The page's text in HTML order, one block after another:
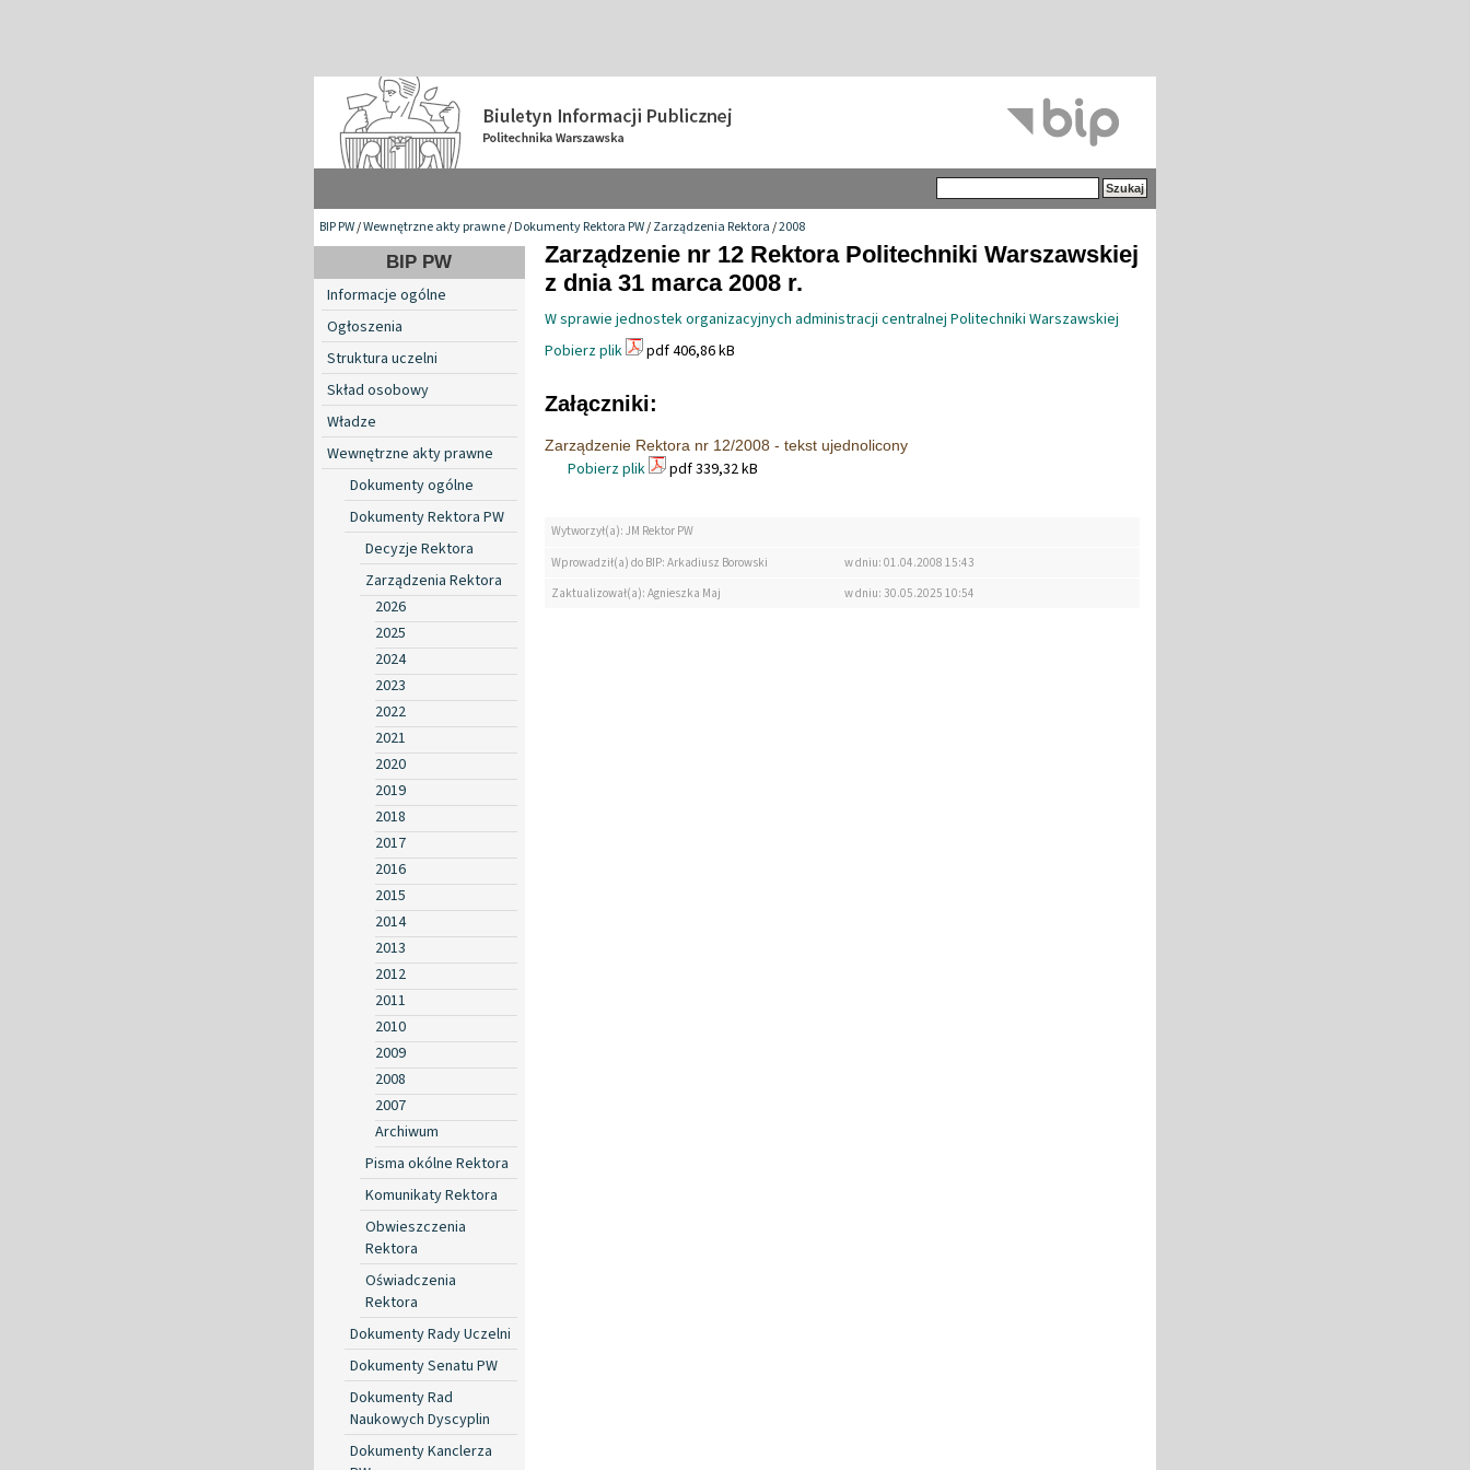
BIP PW/Wewnętrzne akty prawne/Dokumenty Rektora PW/Zarządzenia Rektora/2008
BIP PW
Informacje ogólne
Ogłoszenia
Struktura uczelni
Skład osobowy
Władze
Wewnętrzne akty prawne
Dokumenty ogólne
Dokumenty Rektora PW
Decyzje Rektora
Zarządzenia Rektora
2026
2025
2024
2023
2022
2021
2020
2019
2018
2017
2016
2015
2014
2013
2012
2011
2010
2009
2008
2007
Archiwum
Pisma okólne Rektora
Komunikaty Rektora
Obwieszczenia
Rektora
Oświadczenia
Rektora
Dokumenty Rady Uczelni
Dokumenty Senatu PW
Dokumenty Rad
Naukowych Dyscyplin
Dokumenty Kanclerza
Zarządzenie nr 12 Rektora Politechniki Warszawskiej
z dnia 31 marca 2008 r.
W sprawie jednostek organizacyjnych administracji centralnej Politechniki Warszawskiej
Pobierz plik
pdf 406,86 kB
Załączniki:
Zarządzenie Rektora nr 12/2008 - tekst ujednolicony
Pobierz plik pdf 339,32 kB
Wytworzył(a): JM Rektor PW
Wprowadził(a) do BIP: Arkadiusz Borowski
w dniu: 01.04.2008 15:43
Zaktualizował(a): Agnieszka Maj
w dniu: 30.05.2025 10:54